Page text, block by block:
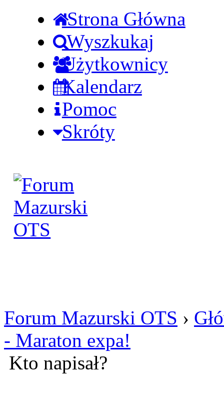
Strona Główna
Wyszkukaj
Użytkownicy
Kalendarz
Pomoc
Skróty
Forum Mazurski OTS ›
- Maraton expa!
Kto napisał?